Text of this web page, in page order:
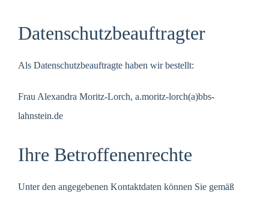
Datenschutzbeauftragter
Als Datenschutzbeauftragte haben wir bestellt:
Frau Alexandra Moritz-Lorch, a.moritz-lorch(a)bbs-
lahnstein.de
Ihre Betroffenenrechte
Unter den angegebenen Kontaktdaten können Sie gemäß